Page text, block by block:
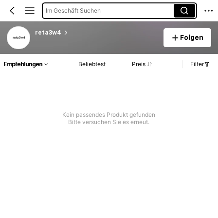
Im Geschäft Suchen
reta3w4
Folgen
Empfehlungen Beliebtest Preis Filter
Kein passendes Produkt gefunden
Bitte versuchen Sie es erneut.